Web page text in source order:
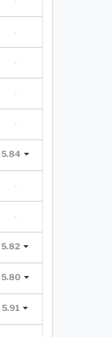
-
-
-
-
5.84
-
-
5.82
5.80
5.91